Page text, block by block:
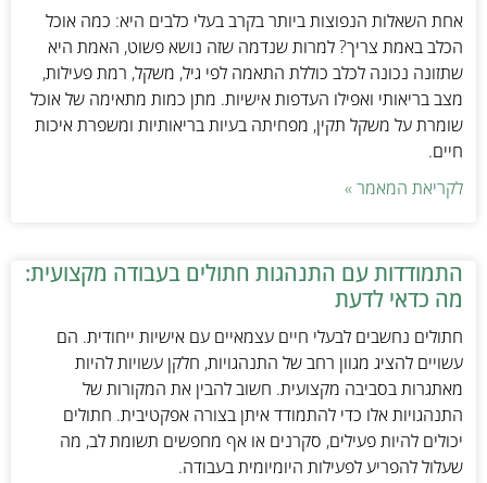
אחת השאלות הנפוצות ביותר בקרב בעלי כלבים היא: כמה אוכל
הכלב באמת צריך? למרות שנדמה שזה נושא פשוט, האמת היא
שתזונה נכונה לכלב כוללת התאמה לפי גיל, משקל, רמת פעילות,
מצב בריאותי ואפילו העדפות אישיות. מתן כמות מתאימה של אוכל
שומרת על משקל תקין, מפחיתה בעיות בריאותיות ומשפרת איכות
חיים.
לקריאת המאמר »
התמודדות עם התנהגות חתולים בעבודה מקצועית:
מה כדאי לדעת
חתולים נחשבים לבעלי חיים עצמאיים עם אישיות ייחודית. הם
עשויים להציג מגוון רחב של התנהגויות, חלקן עשויות להיות
מאתגרות בסביבה מקצועית. חשוב להבין את המקורות של
התנהגויות אלו כדי להתמודד איתן בצורה אפקטיבית. חתולים
יכולים להיות פעילים, סקרנים או אף מחפשים תשומת לב, מה
שעלול להפריע לפעילות היומיומית בעבודה.